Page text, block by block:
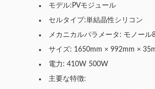
モデル:PVモジュール
セルタイプ:単結晶性シリコン
メカニカルパラメータ: モノール
サイズ: 1650mm × 992mm ×
電力: 410W 500W
主要な特徴: